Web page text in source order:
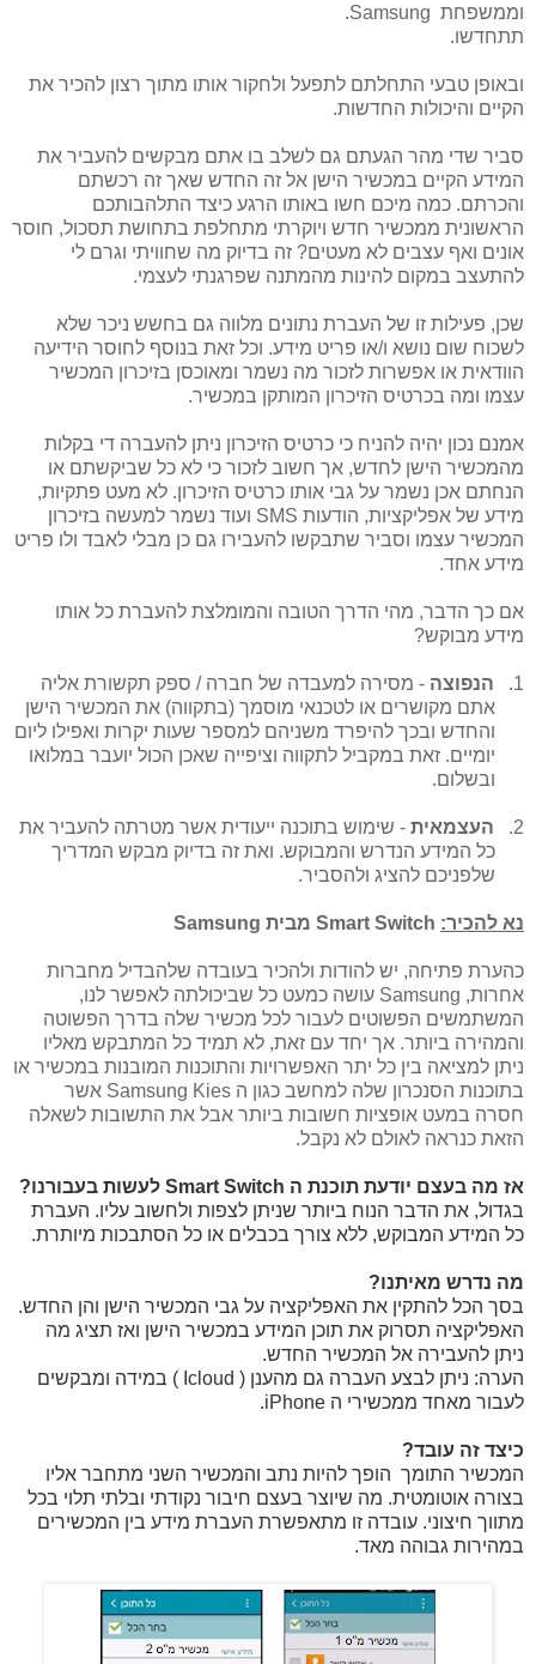
וממשפחת Samsung
.
תתחדשו.
ובאופן טבעי התחלתם לתפעל ולחקור אותו מתוך רצון להכיר את
הקיים והיכולות החדשות.
סביר שדי מהר הגעתם גם לשלב בו אתם מבקשים להעביר את
המידע הקיים במכשיר הישן אל זה החדש שאך זה רכשתם
והכרתם. כמה מיכם חשו באותו הרגע כיצד התלהבותכם
הראשונית ממכשיר חדש ויוקרתי מתחלפת בתחושת תסכול, חוסר
אונים ואף עצבים לא מעטים? זה בדיוק מה שחוויתי וגרם לי
להתעצב במקום להינות מהמתנה שפרגנתי לעצמי.
שכן, פעילות זו של העברת נתונים מלווה גם בחשש ניכר שלא
לשכוח שום נושא ו/או פריט מידע. וכל זאת בנוסף לחוסר הידיעה
הוודאית או אפשרות לזכור מה נשמר ומאוכסן בזיכרון המכשיר
עצמו ומה בכרטיס הזיכרון המותקן במכשיר.
אמנם נכון יהיה להניח כי כרטיס הזיכרון ניתן להעברה די בקלות
מהמכשיר הישן לחדש, אך חשוב לזכור כי לא כל שביקשתם או
הנחתם אכן נשמר על גבי אותו כרטיס הזיכרון. לא מעט פתקיות,
מידע של אפליקציות, הודעות SMS ועוד נשמר למעשה בזיכרון
המכשיר עצמו וסביר שתבקשו להעבירו גם כן מבלי לאבד ולו פריט
מידע אחד.
אם כך הדבר, מהי הדרך הטובה והמומלצת להעברת כל אותו
מידע מבוקש?
1. הנפוצה - מסירה למעבדה של חברה / ספק תקשורת אליה
אתם מקושרים או לטכנאי מוסמך (בתקווה) את המכשיר הישן
והחדש ובכך להיפרד משניהם למספר שעות יקרות ואפילו ליום
יומיים. זאת במקביל לתקווה וציפייה שאכן הכול יועבר במלואו
ובשלום.
2. העצמאית - שימוש בתוכנה ייעודית אשר מטרתה להעביר את
כל המידע הנדרש והמבוקש. ואת זה בדיוק מבקש המדריך
שלפניכם להציג ולהסביר.
נא להכיר: Smart Switch מבית Samsung
כהערת פתיחה, יש להודות ולהכיר בעובדה שלהבדיל מחברות
אחרות, Samsung עושה כמעט כל שביכולתה לאפשר לנו,
המשתמשים הפשוטים לעבור לכל מכשיר שלה בדרך הפשוטה
והמהירה ביותר. אך יחד עם זאת, לא תמיד כל המתבקש מאליו
ניתן למציאה בין כל יתר האפשרויות והתוכנות המובנות במכשיר או
בתוכנות הסנכרון שלה למחשב כגון ה Samsung Kies אשר
חסרה במעט אופציות חשובות ביותר אבל את התשובות לשאלה
הזאת כנראה לאולם לא נקבל.
אז מה בעצם יודעת תוכנת ה Smart Switch לעשות בעבורנו?
בגדול, את הדבר הנוח ביותר שניתן לצפות ולחשוב עליו. העברת
כל המידע המבוקש, ללא צורך בכבלים או כל הסתבכות מיותרת.
מה נדרש מאיתנו?
בסך הכל להתקין את האפליקציה על גבי המכשיר הישן והן החדש.
האפליקציה תסרוק את תוכן המידע במכשיר הישן ואז תציג מה
ניתן להעבירה אל המכשיר החדש.
הערה: ניתן לבצע העברה גם מהענן ( Icloud ) במידה ומבקשים
לעבור מאחד ממכשירי ה iPhone
.
כיצד זה עובד?
המכשיר התומך הופך להיות נתב והמכשיר השני מתחבר אליו
בצורה אוטומטית. מה שיוצר בעצם חיבור נקודתי ובלתי תלוי בכל
מתווך חיצוני. עובדה זו מתאפשרת העברת מידע בין המכשירים
במהירות גבוהה מאד.